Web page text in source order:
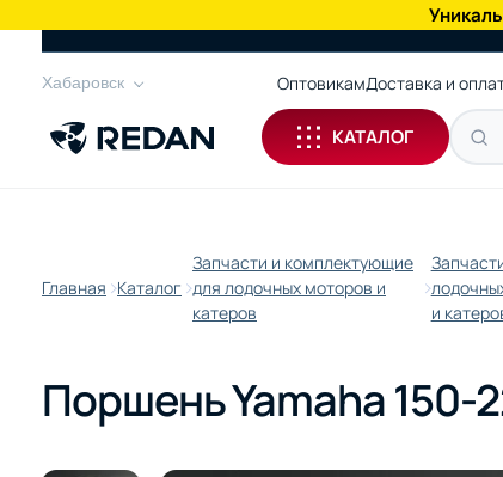
Хабаровск ОптовикамДоставка и
КАТАЛОГ
Главная Каталог
Запчасти и комплектующие
для лодочных моторов и
катеров
и
Поршень Yamaha